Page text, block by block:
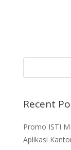
Recent
Promo ISTI
Aplikasi